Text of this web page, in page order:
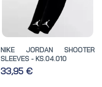
NIKE JORDAN SHOOTER
SLEEVES - KS.04.010
33,95 €